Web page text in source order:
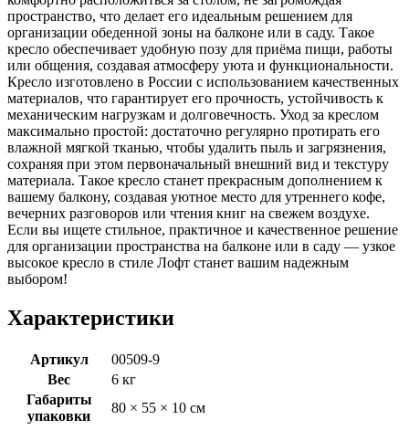
пространство, что делает его идеальным решением для
организации обеденной зоны на балконе или в саду. Такое
кресло обеспечивает удобную позу для приёма пищи, работы
или общения, создавая атмосферу уюта и функциональности.
Кресло изготовлено в России с использованием качественных
материалов, что гарантирует его прочность, устойчивость к
механическим нагрузкам и долговечность. Уход за креслом
максимально простой: достаточно регулярно протирать его
влажной мягкой тканью, чтобы удалить пыль и загрязнения,
сохраняя при этом первоначальный внешний вид и текстуру
материала. Такое кресло станет прекрасным дополнением к
вашему балкону, создавая уютное место для утреннего кофе,
вечерних разговоров или чтения книг на свежем воздухе.
Если вы ищете стильное, практичное и качественное решение
для организации пространства на балконе или в саду — узкое
высокое кресло в стиле Лофт станет вашим надежным
выбором!
Характеристики
Артикул
00509-9
Вес
6 кг
Габариты
упаковки
80 × 55 × 10 см